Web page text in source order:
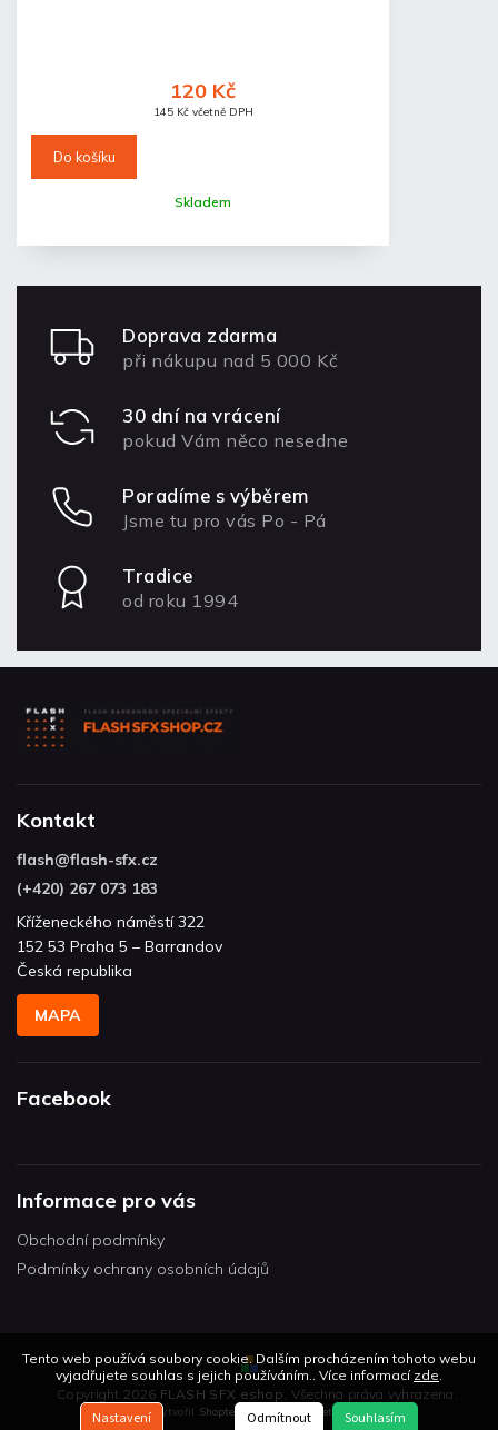
Tento web používá soubory cookie. Dalším procházením tohoto webu
vyjadřujete souhlas s jejich používáním.. Více informací zde.
Nastavení Odmítnout Souhlasím
Skladem
145 Kč včetně DPH
120 Kč
Do košíku
Doprava zdarma
při nákupu nad 5 000 Kč
30 dní na vrácení
pokud Vám něco nesedne
Poradíme s výběrem
Jsme tu pro vás Po - Pá
Tradice
od roku 1994
Kontakt
flash@flash-sfx.cz
(+420) 267 073 183
Kříženeckého náměstí 322
152 53 Praha 5 – Barrandov
Česká republika
MAPA
Facebook
Informace pro vás
Obchodní podmínky
Podmínky ochrany osobních údajů
Copyright 2026 FLASH SFX eshop. Všechna práva vyhrazena.
Vytvořil Shoptet | Design Shoptetak.cz